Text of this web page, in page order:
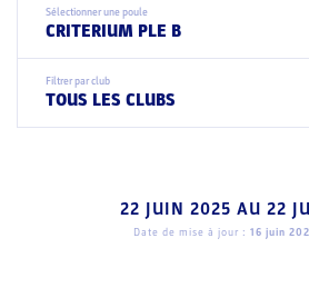
Sélectionner une poule
CRITERIUM PLE B
Filtrer par club
TOUS LES CLUBS
22 JUIN 2025 AU 22
Date de mise à jour : 16 juin